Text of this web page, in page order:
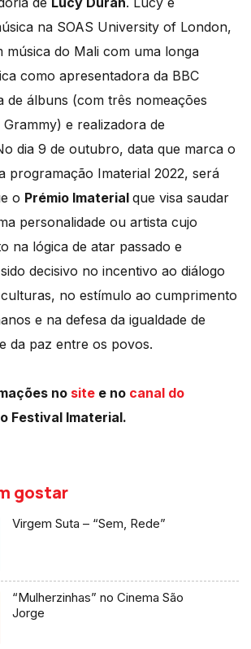
na SOAS University of London,
música do Mali com uma longa
como apresentadora da BBC
de álbuns (com três nomeações
e realizadora de
dia 9 de outubro, data que marca o
programação Imaterial 2022, será
o Prémio Imaterial que visa saudar
personalidade ou artista cujo
na lógica de atar passado e
decisivo no incentivo ao diálogo
no estímulo ao cumprimento
e na defesa da igualdade de
da paz entre os povos.
no site e no canal do
Festival Imaterial.
gostar
Virgem Suta – “Sem, Rede”
“Mulherzinhas” no Cinema São
Jorge